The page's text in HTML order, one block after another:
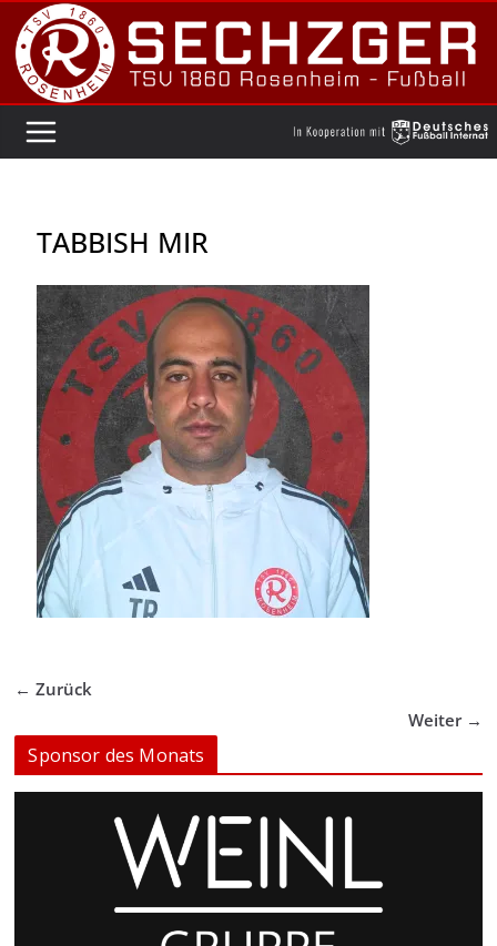
Zum
Inhalt
springen
TABBISH MIR
← Zurück
Weiter →
Sponsor des Monats